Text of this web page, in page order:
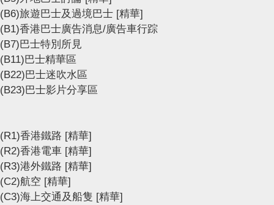
(B6)旅遊巴士及過境巴士 [精華]
(B1)香港巴士廣告消息/廣告車行踪
(B7)巴士特別所見
(B11)巴士精華區
(B22)巴士迷吹水區
(B23)巴士影片分享區
(R1)香港鐵路 [精華]
(R2)香港電車 [精華]
(R3)港外鐵路 [精華]
(C2)航空 [精華]
(C3)海上交通及船隻 [精華]